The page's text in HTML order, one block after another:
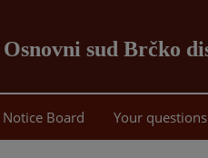
Osnovni sud Brčko
Notice Board Your questions